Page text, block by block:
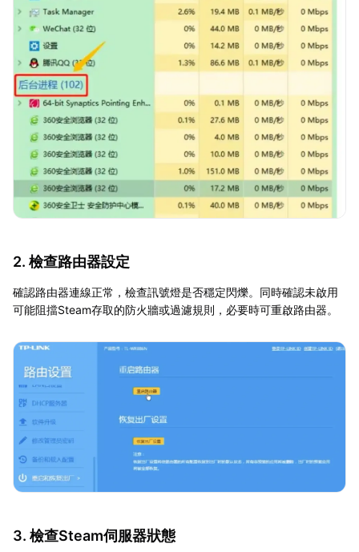
2. 檢查路由器設定
確認路由器連線正常，檢查訊號燈是否穩定閃爍。同時確認未啟用
可能阻擋Steam存取的防火牆或過濾規則，必要時可重啟路由器。
3. 檢查Steam伺服器狀態